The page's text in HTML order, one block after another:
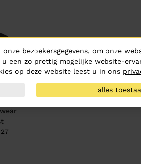
bezoekersgegevens, om onze
een zo prettig mogelijke website-
op deze website leest u in ons
alles